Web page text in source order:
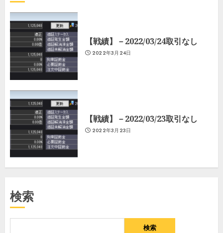
【戦績】－2022/03/24取引なし
2022年3月24日
【戦績】－2022/03/23取引なし
2022年3月23日
検索
検索